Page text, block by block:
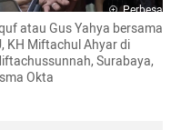
Perbesar
atau Gus Yahya bersama
KH Miftachul Ahyar di
Surabaya,
Okta